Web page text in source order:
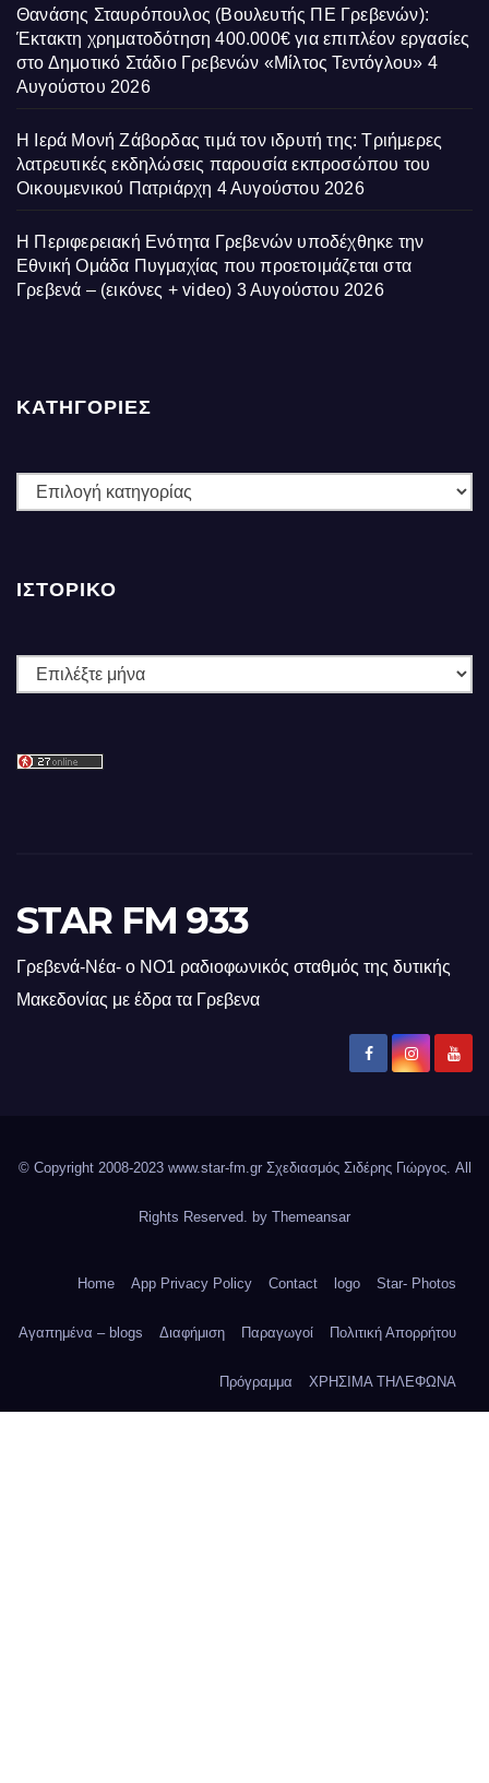
Θανάσης Σταυρόπουλος (Βουλευτής ΠΕ Γρεβενών):
Έκτακτη χρηματοδότηση 400.000€ για επιπλέον εργασίες
στο Δημοτικό Στάδιο Γρεβενών «Μίλτος Τεντόγλου» 4
Αυγούστου 2026
Η Ιερά Μονή Ζάβορδας τιμά τον ιδρυτή της: Τριήμερες
λατρευτικές εκδηλώσεις παρουσία εκπροσώπου του
Οικουμενικού Πατριάρχη 4 Αυγούστου 2026
Η Περιφερειακή Ενότητα Γρεβενών υποδέχθηκε την
Εθνική Ομάδα Πυγμαχίας που προετοιμάζεται στα
Γρεβενά – (εικόνες + video) 3 Αυγούστου 2026
ΚΑΤΗΓΟΡΙΕΣ
ΚΑΤΗΓΟΡΙΕΣ
ΙΣΤΟΡΙΚΌ
Ιστορικό
STAR FM 933
Γρεβενά-Νέα- ο ΝΟ1 ραδιοφωνικός σταθμός της δυτικής
Μακεδονίας με έδρα τα Γρεβενα
© Copyright 2008-2023 www.star-fm.gr Σχεδιασμός Σιδέρης Γιώργος. All
Rights Reserved. by Themeansar
Home App Privacy Policy Contact logo Star- Photos
Αγαπημένα – blogs Διαφήμιση Παραγωγοί Πολιτική Απορρήτου
Πρόγραμμα ΧΡΗΣΙΜΑ ΤΗΛΕΦΩΝΑ